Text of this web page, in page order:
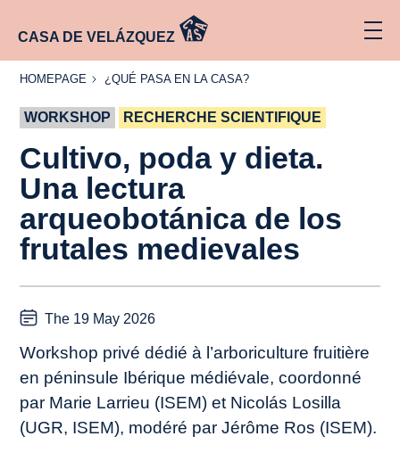
CASA DE VELÁZQUEZ
HOMEPAGE
HOMEPAGE
¿QUÉ
CASA?
¿QUÉ PASA EN LA CASA?
WORKSHOP RECHERCHE SCIENTIFIQUE
Cultivo, poda y dieta.
Una lectura
arqueobotánica de los
frutales medievales
The 19 May 2026
Workshop privé dédié à l’arboriculture fruitière
en péninsule Ibérique médiévale, coordonné
par Marie Larrieu (ISEM) et Nicolás Losilla
(UGR, ISEM), modéré par Jérôme Ros (ISEM).